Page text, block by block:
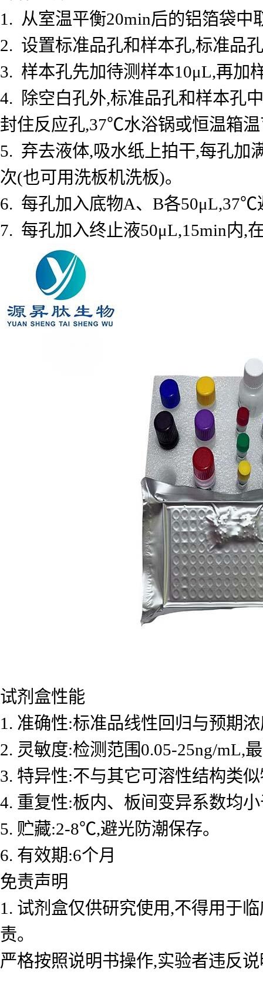
1. 从室温平衡20min后的铝箔袋
2. 设置标准品孔和样本孔,标准品
3. 样本孔先加待测样本10μL,再加
4. 除空白孔外,标准品孔和样本孔
封住反应孔,37℃水浴锅或恒温箱温
5. 弃去液体,吸水纸上拍干,每孔加
次(也可用洗板机洗板)。
6. 每孔加入底物A、B各50μL,37℃
7. 每孔加入终止液50μL,15min内,
试剂盒性能
1. 准确性:标准品线性回归与预期
2. 灵敏度:检测范围0.05-25ng/mL,
3. 特异性:不与其它可溶性结构类
4. 重复性:板内、板间变异系数均
5. 贮藏:2-8℃,避光防潮保存。
6. 有效期:6个月
免责声明
1. 试剂盒仅供研究使用,不得用于
责。
严格按照说明书操作,实验者违反